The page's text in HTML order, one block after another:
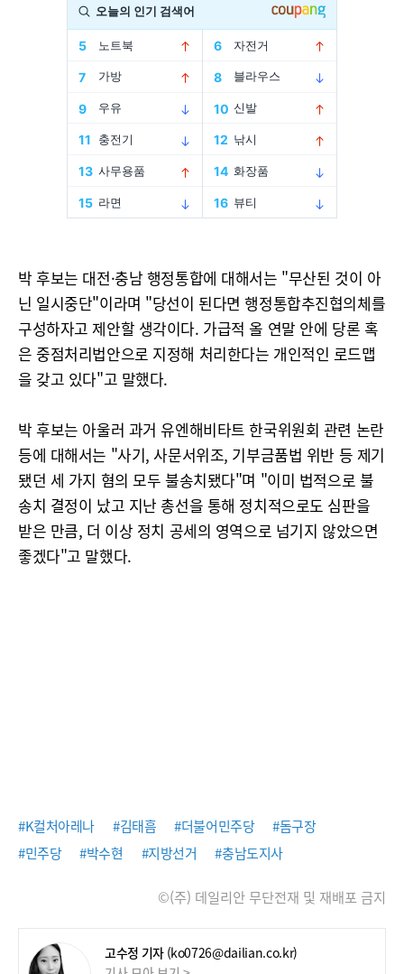
박 후보는 대전·충남 행정통합에 대해서는 "무산된 것이 아
닌 일시중단"이라며 "당선이 된다면 행정통합추진협의체를
구성하자고 제안할 생각이다. 가급적 올 연말 안에 당론 혹
은 중점처리법안으로 지정해 처리한다는 개인적인 로드맵
을 갖고 있다"고 말했다.
박 후보는 아울러 과거 유엔해비타트 한국위원회 관련 논란
등에 대해서는 "사기, 사문서위조, 기부금품법 위반 등 제기
됐던 세 가지 혐의 모두 불송치됐다"며 "이미 법적으로 불
송치 결정이 났고 지난 총선을 통해 정치적으로도 심판을
받은 만큼, 더 이상 정치 공세의 영역으로 넘기지 않았으면
좋겠다"고 말했다.
#K컬처아레나 #김태흠 #더불어민주당
#돔구장
#민주당
#박수현 #지방선거 #충남도지사
©(주) 데일리안 무단전재 및 재배포 금지
고수정 기자 (ko0726@dailian.co.kr)